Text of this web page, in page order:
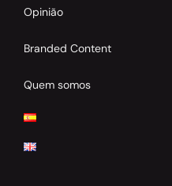
Opinião
Branded Content
Quem somos